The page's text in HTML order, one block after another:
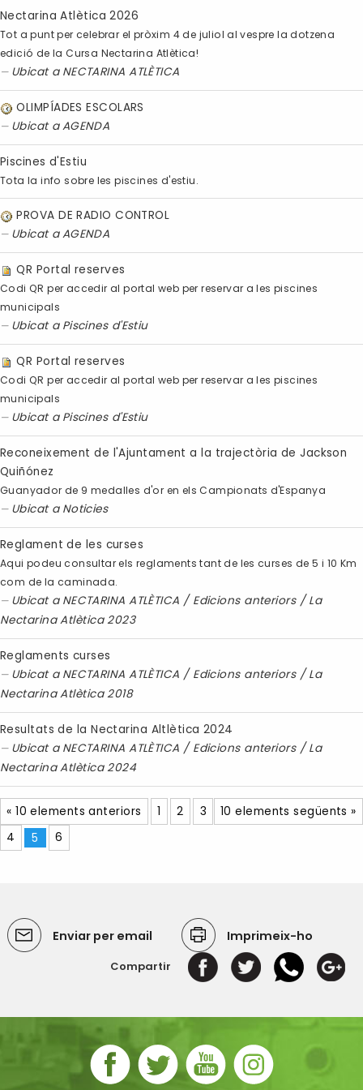
Nectarina Atlètica 2026
Tot a punt per celebrar el pròxim 4 de juliol al vespre la dotzena
edició de la Cursa Nectarina Atlètica!
Ubicat a NECTARINA ATLÈTICA
OLIMPÍADES ESCOLARS
Ubicat aAGENDA
Piscines d'Estiu
Tota la info sobre les piscines d'estiu.
PROVA DE RADIO CONTROL
Ubicat aAGENDA
QR Portal reserves
Codi QR per accedir al portal web per reservar a les piscines
municipals
Ubicat a Piscines d'Estiu
QR Portal reserves
Codi QR per accedir al portal web per reservar a les piscines
municipals
Ubicat a Piscines d'Estiu
Reconeixement de l'Ajuntament a la trajectòria de Jackson
Quiñónez
Guanyador de 9 medalles d'or en els Campionats d'Espanya
Ubicat a Noticies
Reglament de les curses
Aqui podeu consultar els reglaments tant de les curses de 5 i 10 Km
com de la caminada.
Ubicat a NECTARINA ATLÈTICA / Edicions anteriors / La
Nectarina Atlètica 2023
Reglaments curses
Ubicat a NECTARINA ATLÈTICA / Edicions anteriors / La
Nectarina Atlètica 2018
Resultats de la Nectarina Altlètica 2024
Ubicat a NECTARINA ATLÈTICA / Edicions anteriors / La
Nectarina Atlètica 2024
« 10 elements anteriors 10 elements següents »
1 2
3
4
5 6
Enviar per email Imprimeix-ho
Compartir